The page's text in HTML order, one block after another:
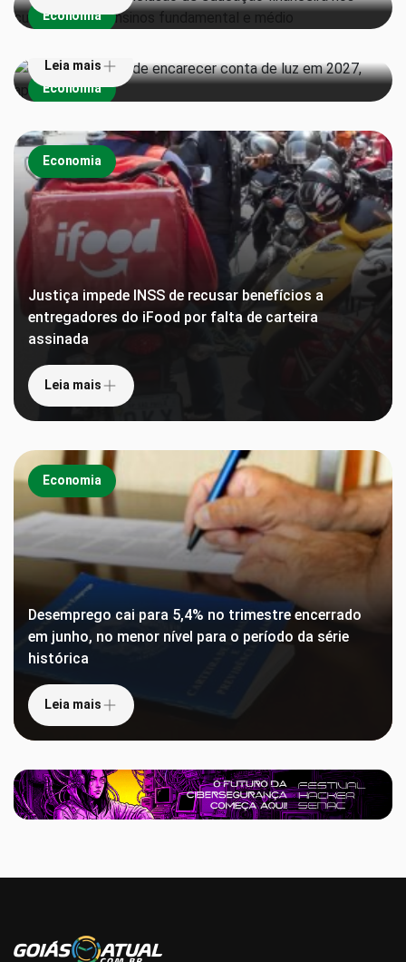
Economia
Economia
aponta estudo
Leia mais
Economia
Justiça impede INSS de recusar benefícios a
entregadores do iFood por falta de carteira
assinada
Leia mais
Economia
Desemprego cai para 5,4% no trimestre encerrado
em junho, no menor nível para o período da série
histórica
Leia mais